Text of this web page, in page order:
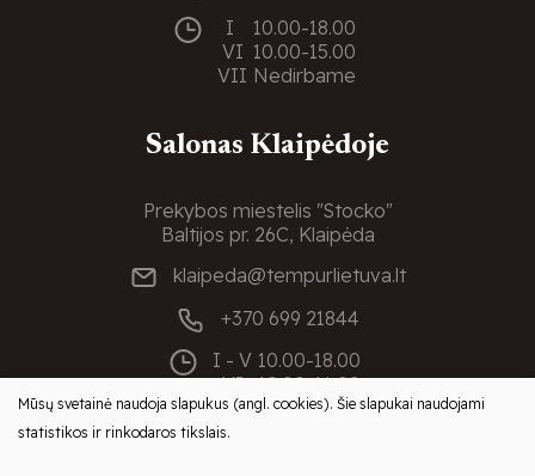
I
10.00-18.00
VI 10.00-15.00
VII Nedirbame
Salonas Klaipėdoje
Prekybos miestelis "Stocko"
Baltijos pr. 26C, Klaipėda
klaipeda@tempurlietuva.lt
+370 699 21844
I - V 10.00-18.00
VI
10.00-16.00
VII Nedirbame
Mūsų svetainė naudoja slapukus (angl. cookies). Šie slapukai naudojami
statistikos ir rinkodaros tikslais.